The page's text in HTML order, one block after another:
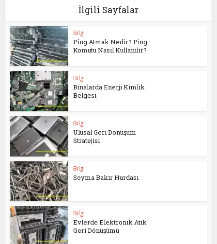
İlgili Sayfalar
Bilgi
Ping Atmak Nedir? Ping
Komutu Nasıl Kullanılır?
Bilgi
Binalarda Enerji Kimlik
Belgesi
Bilgi
Ulusal Geri Dönüşüm
Stratejisi
Bilgi
Soyma Bakır Hurdası
Bilgi
Evlerde Elektronik Atık
Geri Dönüşümü